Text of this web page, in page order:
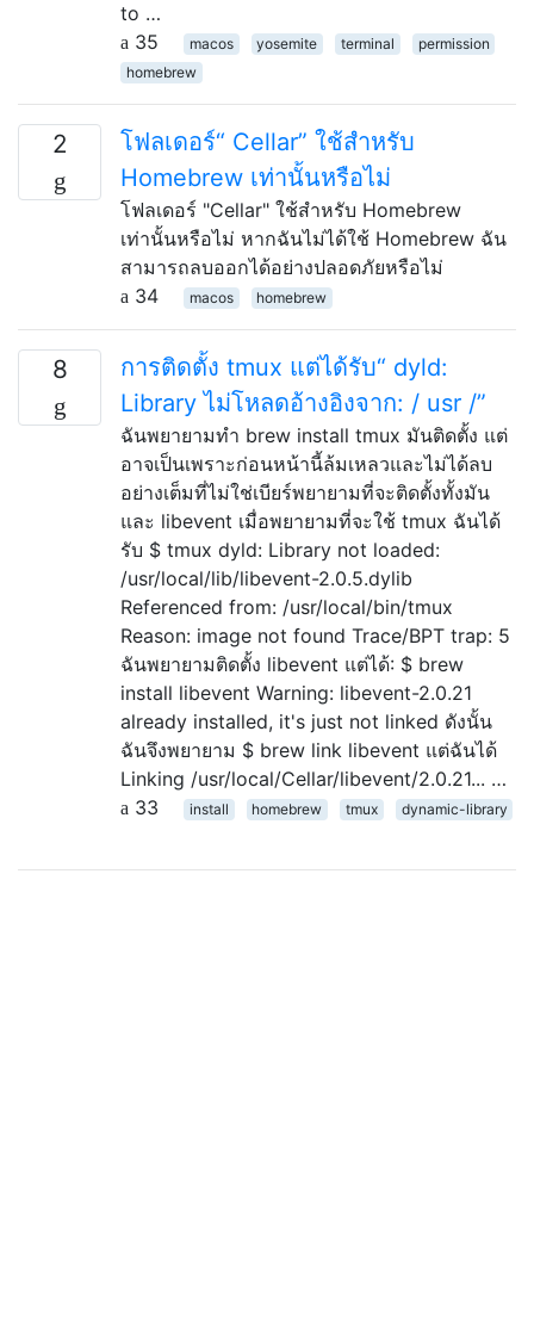
to …
35
macos yosemite terminal
permission
homebrew
2
โฟลเดอร์“ Cellar” ใช้สำหรับ
Homebrew เท่านั้นหรือไม่
โฟลเดอร์ "Cellar" ใช้สำหรับ Homebrew
เท่านั้นหรือไม่ หากฉันไม่ได้ใช้ Homebrew ฉัน
สามารถลบออกได้อย่างปลอดภัยหรือไม่
34
macos homebrew
8
การติดตั้ง tmux แต่ได้รับ“ dyld:
Library ไม่โหลดอ้างอิงจาก: / usr /”
ฉันพยายามทำ brew install tmux มันติดตั้ง แต่
อาจเป็นเพราะก่อนหน้านี้ล้มเหลวและไม่ได้ลบ
อย่างเต็มที่ไม่ใช่เบียร์พยายามที่จะติดตั้งทั้งมัน
และ libevent เมื่อพยายามที่จะใช้ tmux ฉันได้
รับ $ tmux dyld: Library not loaded:
/usr/local/lib/libevent-2.0.5.dylib
Referenced from: /usr/local/bin/tmux
Reason: image not found Trace/BPT trap: 5
ฉันพยายามติดตั้ง libevent แต่ได้: $ brew
install libevent Warning: libevent-2.0.21
already installed, it's just not linked ดังนั้น
ฉันจึงพยายาม $ brew link libevent แต่ฉันได้
Linking /usr/local/Cellar/libevent/2.0.21... …
33
install homebrew tmux dynamic-library